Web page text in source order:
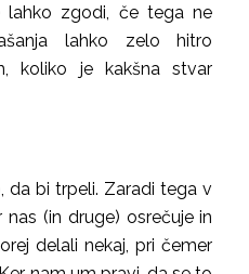
lahko zgodi, če tega ne
lahko zelo hitro
koliko je kakšna stvar
da bi trpeli. Zaradi tega v
(in druge) osrečuje in
delali nekaj, pri čemer